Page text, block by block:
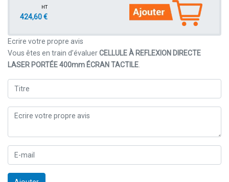
HT
424,60 €
Ecrire votre propre avis
Vous êtes en train d’évaluerCELLULE À REFLEXION DIRECTE
LASER PORTÉE 400mm ÉCRAN TACTILE.